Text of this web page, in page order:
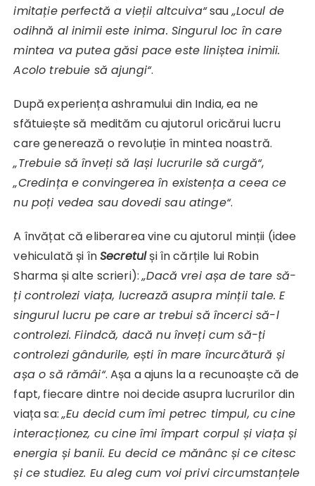
imitație perfectă a vieții altcuiva“sau„Locul de
odihnă al inimii este inima. Singurul loc în care
mintea va putea găsi pace este liniștea inimii.
Acolo trebuie să ajungi“.
După experiența ashramului din India, ea ne
sfătuiește să medităm cu ajutorul oricărui lucru
care generează o revoluție în mintea noastră.
„Trebuie să înveți să lași lucrurile să curgă“,
„Credința e convingerea în existența a ceea ce
nu poți vedea sau dovedi sau atinge“.
A învățat că eliberarea vine cu ajutorul minții (idee
vehiculată și înSecretulși în cărțile lui Robin
Sharma și alte scrieri):„Dacă vrei așa de tare să-
ți controlezi viața, lucrează asupra minții tale. E
singurul lucru pe care ar trebui să încerci să-l
controlezi. Fiindcă, dacă nu înveți cum să-ți
controlezi gândurile, ești în mare încurcătură și
așa o să rămâi“. Așa a ajuns la a recunoaște că de
fapt, fiecare dintre noi decide asupra lucrurilor din
viața sa:„Eu decid cum îmi petrec timpul, cu cine
interacționez, cu cine îmi împart corpul și viața și
energia și banii.Eu decid ce mănânc și ce citesc
și ce studiez. Eu aleg cum voi privi circumstanțele